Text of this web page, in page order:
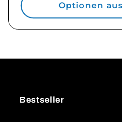
Optionen
Bestseller